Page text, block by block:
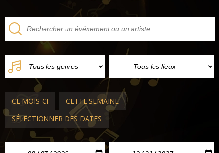
CE MOIS-CI
CETTE SEMAINE
SÉLECTIONNER DES DATES